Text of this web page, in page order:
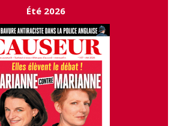
Été 2026